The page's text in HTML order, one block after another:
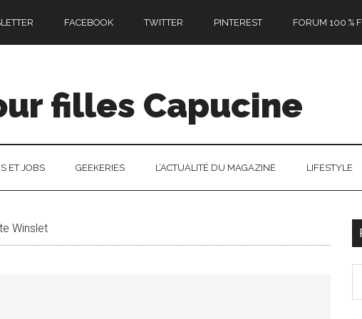
FACEBOOK TWITTER PINTEREST FORUM 100 %
filles Capucine
ET JOBS GEEKERIES L’ACTUALITÉ DU MAGAZINE LIFESTYLE
Winslet